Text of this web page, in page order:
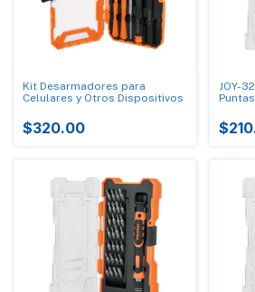
Kit Desarmadores para
Celulares y Otros Dispositivos
$320.00
JOY-